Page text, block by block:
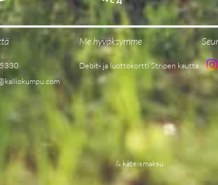
Me hyväksymme
Debit- ja luottokortti Stripen kautta
& käteismaksu